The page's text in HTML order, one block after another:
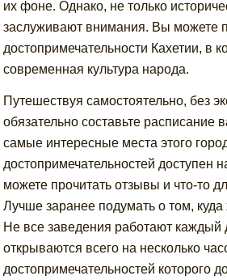
их фоне. Однако, не только
заслуживают внимания. Вы можете
достопримечательности Кахетии, в
современная культура народа.
Путешествуя самостоятельно, без
обязательно составьте расписание
самые интересные места этого
достопримечательностей доступен
можете прочитать отзывы и что-то
Лучше заранее подумать о том, куда
Не все заведения работают каждый
открываются всего на несколько
достопримечательностей которого